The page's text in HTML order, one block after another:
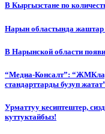
В Кыргызстане по
Нарын областында жаштар
В Нарынской области
“Медиа-Консалт”:
стандарттарды бузуп
Урматтуу кесиптештер,
куттуктайбыз!